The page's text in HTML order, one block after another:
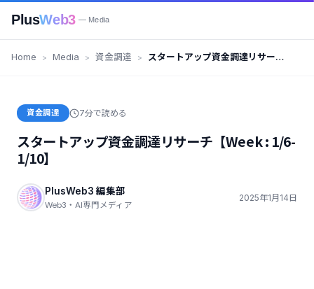
PlusWeb3 — Media
Home Media 資金調達
スタートアップ資金調達リサーチ
資金調達 7分で読める
スタートアップ資金調達リサーチ【Week : 1/6-
1/10】
PlusWeb3 編集部
Web3・AI専門メディア
2025年1月14日